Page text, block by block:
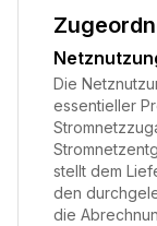
Die
essentieller
stellt dem
den
die